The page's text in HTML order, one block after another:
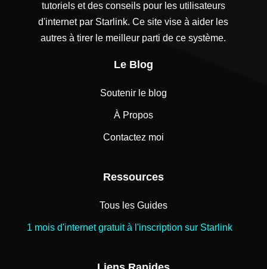
tutoriels et des conseils pour les utilisateurs
d'internet par Starlink. Ce site vise à aider les
autres à tirer le meilleur parti de ce système.
Le Blog
Soutenir le blog
À Propos
Contactez moi
Ressources
Tous les Guides
1 mois d'internet gratuit à l'inscription sur Starlink